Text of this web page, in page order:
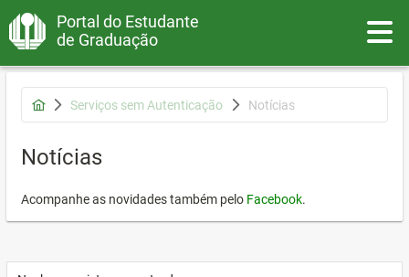
Portal do Estudante
de Graduação
Serviços sem Autenticação Notícias
Notícias
Acompanhe as novidades também pelo Facebook.